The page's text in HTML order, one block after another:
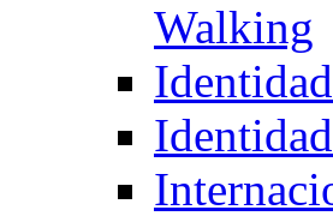
Walking